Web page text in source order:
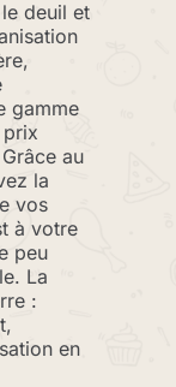
deuil et
gamme
au
la
vos
à votre
peu
La
:
en